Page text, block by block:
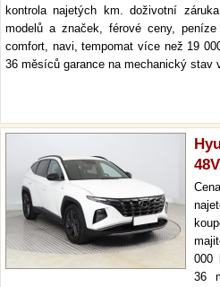
kontrola najetých km. doživotní
modelů a značek, férové ceny,
comfort, navi, tempomat více než 19
36 měsíců garance na mechanický stav
000
36